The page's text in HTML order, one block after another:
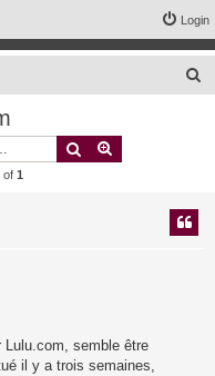
Login
Search
of 1
Lulu.com, semble être
il y a trois semaines,